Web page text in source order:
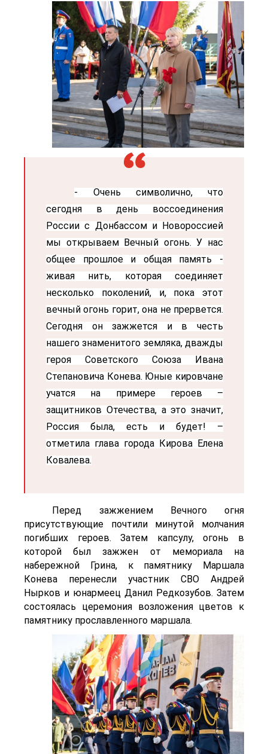
- Очень символично, что
сегодня в день воссоединения
России с Донбассом и Новороссией
мы открываем Вечный огонь. У нас
общее прошлое и общая память -
живая нить, которая соединяет
несколько поколений, и, пока этот
вечный огонь горит, она не прервется.
Сегодня он зажжется и в честь
нашего знаменитого земляка, дважды
героя Советского Союза Ивана
Степановича Конева. Юные кировчане
учатся на примере героев –
защитников Отечества, а это значит,
Россия была, есть и будет! –
отметила глава города Кирова Елена
Ковалева.
Перед зажжением Вечного огня
присутствующие почтили минутой молчания
погибших героев. Затем капсулу, огонь в
которой был зажжен от мемориала на
набережной Грина, к памятнику Маршала
Конева перенесли участник СВО Андрей
Нырков и юнармеец Данил Редкозубов. Затем
состоялась церемония возложения цветов к
памятнику прославленного маршала.